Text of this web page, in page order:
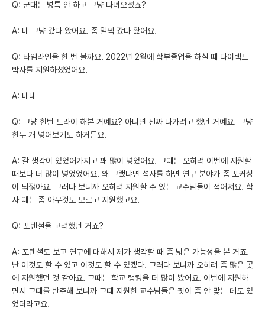
Q: 군대는 병특 안 하고 그냥 다녀오셨죠?
A: 네 그냥 갔다 왔어요. 좀 일찍 갔다 왔어요.
Q: 타임라인을 한 번 볼까요. 2022년 2월에 학부졸업을 하실 때 다이렉트
박사를 지원하셨었어요.
A: 네네
Q: 그냥 한번 트라이 해본 거예요? 아니면 진짜 나가려고 했던 거예요. 그냥
한두 개 넣어보기도 하거든요.
A: 갈 생각이 있었어가지고 꽤 많이 넣었어요. 그때는 오히려 이번에 지원할
때보다 더 많이 넣었었어요. 왜 그랬냐면 석사를 하면 연구 분야가 좀 포커싱
이 되잖아요. 그러다 보니까 오히려 지원할 수 있는 교수님들이 적어져요. 학
사 때는 좀 아무것도 모르고 지원했고요.
Q: 포텐셜을 고려했던 거죠?
A: 포텐셜도 보고 연구에 대해서 제가 생각할 때 좀 넓은 가능성을 본 거죠.
난 이것도 할 수 있고 이것도 할 수 있겠다. 그러다 보니까 오히려 좀 많은 곳
에 지원했던 것 같아요. 그때는 학교 랭킹을 더 많이 봤어요. 이번에 지원하
면서 그때를 반추해 보니까 그때 지원한 교수님들은 핏이 좀 안 맞는 데도 있
었더라고요.